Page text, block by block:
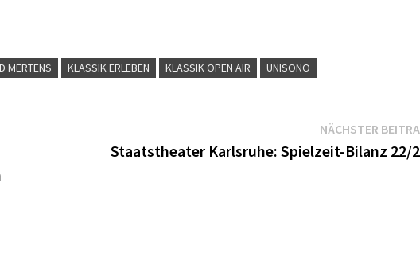
MERTENS KLASSIK ERLEBEN KLASSIK OPEN AIR UNISONO
NÄCHSTER
Staatstheater Karlsruhe: Spielzeit-Bilanz 22/